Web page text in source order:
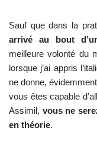
Sauf que dans la
arrivé au bout
meilleure volonté du
lorsque j’ai appris
ne donne,
vous êtes capable
Assimil, vous ne
en théorie.